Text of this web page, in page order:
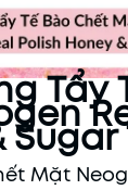
Tẩy
Sugar
Mặt